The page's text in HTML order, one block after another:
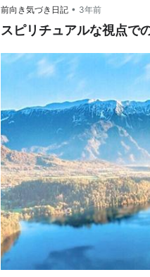
前向き気づき日記 • 3年前
スピリチュアルな視点で